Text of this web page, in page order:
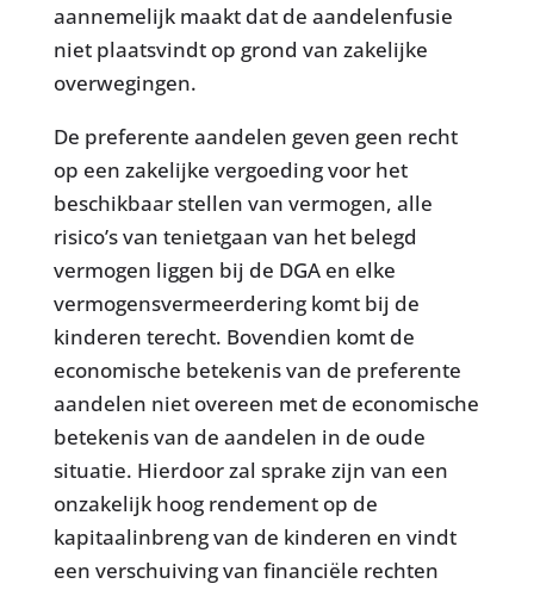
aannemelijk maakt dat de aandelenfusie
niet plaatsvindt op grond van zakelijke
overwegingen.
De preferente aandelen geven geen recht
op een zakelijke vergoeding voor het
beschikbaar stellen van vermogen, alle
risico’s van tenietgaan van het belegd
vermogen liggen bij de DGA en elke
vermogensvermeerdering komt bij de
kinderen terecht. Bovendien komt de
economische betekenis van de preferente
aandelen niet overeen met de economische
betekenis van de aandelen in de oude
situatie. Hierdoor zal sprake zijn van een
onzakelijk hoog rendement op de
kapitaalinbreng van de kinderen en vindt
een verschuiving van financiële rechten